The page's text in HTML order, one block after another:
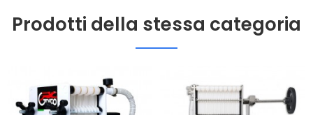
Prodotti della stessa categoria